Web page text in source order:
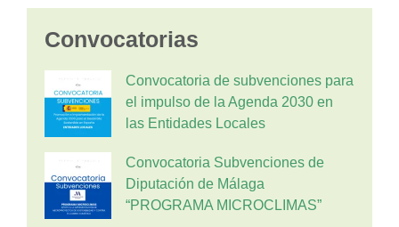
Convocatorias
Convocatoria de subvenciones para
el impulso de la Agenda 2030 en
las Entidades Locales
Convocatoria Subvenciones de
Diputación de Málaga
“PROGRAMA MICROCLIMAS”